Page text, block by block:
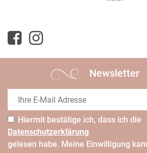
Newsletter
Hiermit bestätige ich, dass ich die
Daten­schutz­erklärung
gelesen habe. Meine Einwilligung